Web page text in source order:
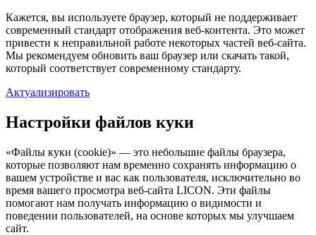
Кажется, вы используете браузер, который не поддерживает
современный стандарт отображения веб-контента. Это может
привести к неправильной работе некоторых частей веб-сайта.
Мы рекомендуем обновить ваш браузер или скачать такой,
который соответствует современному стандарту.
Актуализировать
Настройки файлов куки
«Файлы куки (cookie)» — это небольшие файлы браузера,
которые позволяют нам временно сохранять информацию о
вашем устройстве и вас как пользователя, исключительно во
время вашего просмотра веб-сайта LICON. Эти файлы
помогают нам получать информацию о видимости и
поведении пользователей, на основе которых мы улучшаем
сайт.